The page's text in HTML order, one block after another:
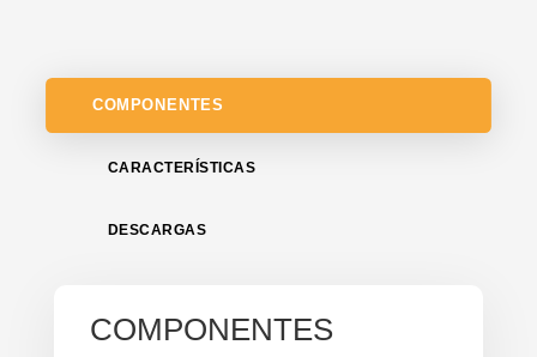
COMPONENTES
CARACTERÍSTICAS
DESCARGAS
COMPONENTES